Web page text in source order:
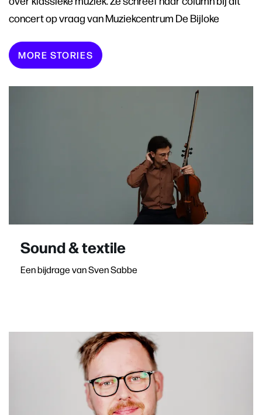
concert op vraag van Muziekcentrum De Bijloke
MORE STORIES
Sound & textile
Een bijdrage van Sven Sabbe